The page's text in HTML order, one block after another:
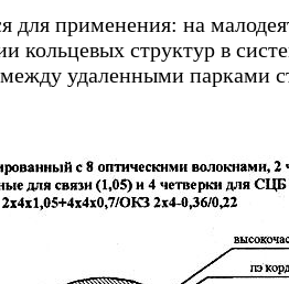
для применения: на
кольцевых структур в
между удаленными парками